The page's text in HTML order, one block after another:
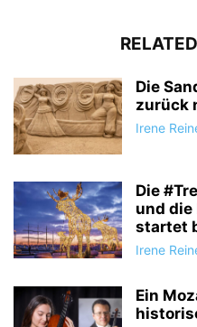
Die
zurück
Irene
Die
und
startet
Irene
Ein